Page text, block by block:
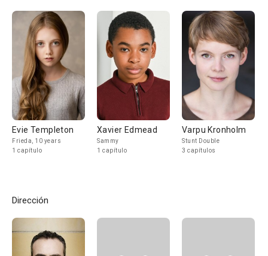
Evie Templeton
Frieda, 10 years
1 capítulo
Xavier Edmead
Sammy
1 capítulo
Varpu Kronholm
Stunt Double
3 capítulos
Dirección